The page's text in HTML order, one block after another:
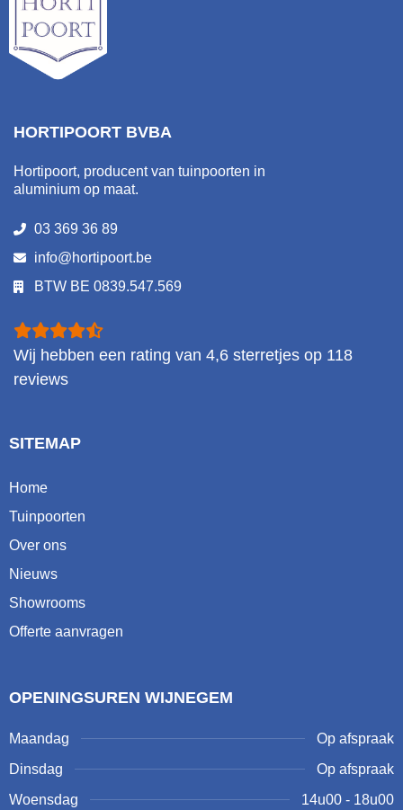
HORTIPOORT BVBA
Hortipoort, producent van tuinpoorten in
aluminium op maat.
03 369 36 89
info@hortipoort.be
BTW BE 0839.547.569
Wij hebben een rating van 4,6 sterretjes op 118
reviews
SITEMAP
Home
Tuinpoorten
Over ons
Nieuws
Showrooms
Offerte aanvragen
OPENINGSUREN WIJNEGEM
Maandag
Op afspraak
Dinsdag
Op afspraak
Woensdag
14u00 - 18u00